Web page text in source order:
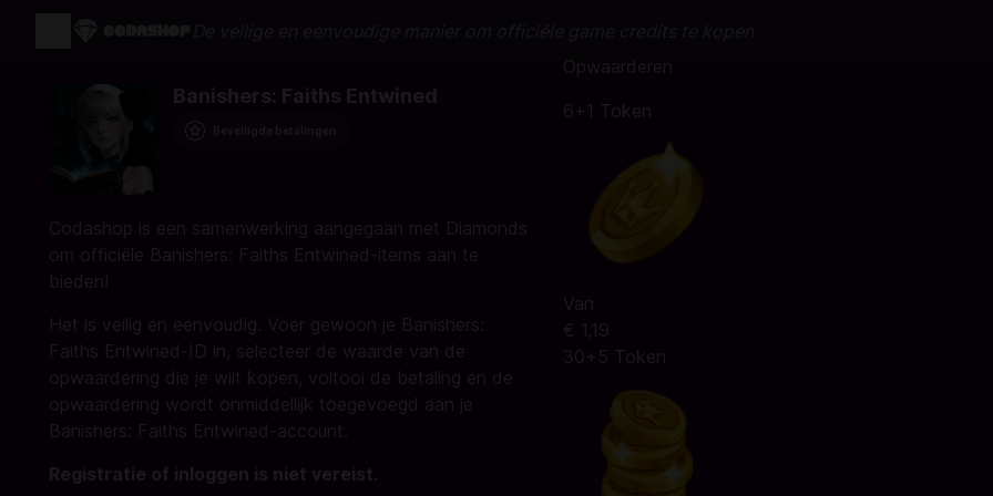
Banishers: Faiths Entwined
Codashop is een samenwerking aangegaan met Diamonds
om officiële Banishers: Faiths Entwined-items aan te
bieden!
Het is veilig en eenvoudig. Voer gewoon je Banishers:
Faiths Entwined-ID in, selecteer de waarde van de
opwaardering die je wilt kopen, voltooi de betaling en de
opwaardering wordt onmiddellijk toegevoegd aan je
Banishers: Faiths Entwined-account.
Registratie of inloggen is niet vereist.
Opwaarderen
6+1 Token
Van
€ 1,19
30+5 Token